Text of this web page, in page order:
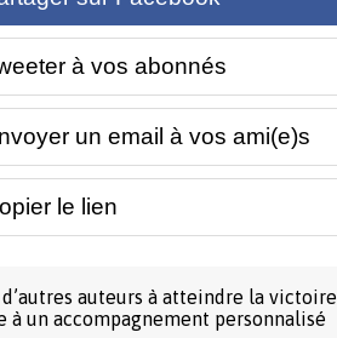
à vos abonnés
un email à vos ami(e)s
le lien
auteurs à atteindre la victoire
à un accompagnement personnalisé